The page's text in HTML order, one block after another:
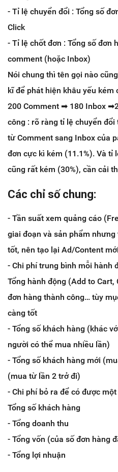
- Tỉ lệ chuyển đổi : Tổng số
Click
- Tỉ lệ chốt đơn : Tổng số đơn
comment (hoặc Inbox)
Nói chung thì tên gọi nào
kĩ để phát hiện khâu yếu kém
200 Comment ➡ 180 Inbox ➡
công : rõ ràng tỉ lệ chuyển
từ Comment sang Inbox của
đơn cực kì kém (11.1%). Và tỉ
cũng rất kém (30%), cần cải
Các chỉ số chung:
- Tần suất xem quảng cáo
giai đoạn và sản phẩm
tốt, nên tạo lại Ad/Content
- Chi phí trung bình mỗi hành
Tổng hành động (Add to
đơn hàng thành công… tùy
càng tốt
- Tổng số khách hàng (khác
người có thể mua nhiều lần)
- Tổng số khách hàng mới
(mua từ lần 2 trở đi)
- Chi phí bỏ ra để có được
Tổng số khách hàng
- Tổng doanh thu
- Tổng vốn (của số đơn hàng
- Tổng lợi nhuận